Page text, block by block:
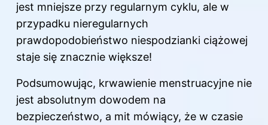
jest mniejsze przy regularnym cyklu, ale w
przypadku nieregularnych
prawdopodobieństwo niespodzianki ciążowej
staje się znacznie większe!
Podsumowując, krwawienie menstruacyjne nie
jest absolutnym dowodem na
bezpieczeństwo, a mit mówiący, że w czasie